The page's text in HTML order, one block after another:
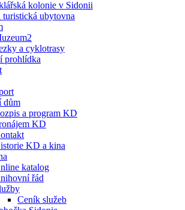
kolonie v Sidonii
turistická ubytovna
a cyklotrasy
prohlídka
dům
a program KD
KD
KD a kina
katalog
řád
Ceník služeb